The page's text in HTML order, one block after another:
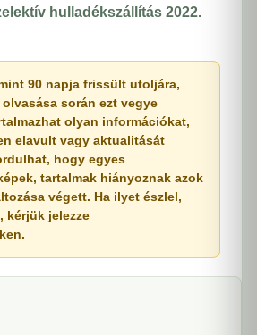
hulladékszállítás 2022.
90 napja frissült utoljára,
során ezt vegye
olyan információkat,
elavult vagy aktualitását
hogy egyes
tartalmak hiányoznak azok
végett. Ha ilyet észlel,
kérjük jelezze